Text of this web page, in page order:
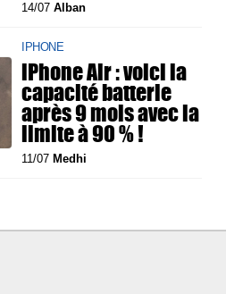
14/07Alban
IPHONE
iPhone Air : voici la
capacité batterie
après 9 mois avec la
limite à 90 % !
11/07 Medhi